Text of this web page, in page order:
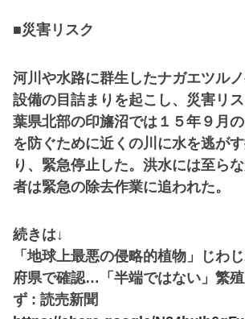
■災害リスク
河川や水路に群生したナガエツル
設備の目詰まりを起こし、災害リ
葉県北部の印旛沼では１５年９月
を防ぐために近くの川に水を逃が
り、緊急停止した。洪水には至ら
者は緊急の除去作業に追われた。
続きは↓
「地球上最悪の侵略的植物」じわ
府県で確認…「半端ではない」繁
ず : 読売新聞